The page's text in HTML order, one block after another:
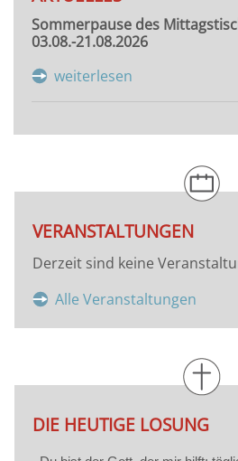
Sommerpause des
03.08.-21.08.2026
weiterlesen
VERANSTALTUNGEN
Derzeit sind keine
Alle Veranstaltungen
DIE HEUTIGE LOSUNG